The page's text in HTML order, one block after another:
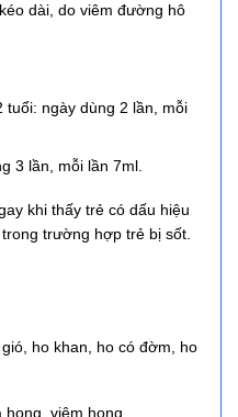
dài, do viêm đường hô
ngày dùng 2 lần, mỗi
3 lần, mỗi lần 7ml.
khi thấy trẻ có dấu hiệu
trường hợp trẻ bị sốt.
ho khan, ho có đờm, ho
viêm họng.